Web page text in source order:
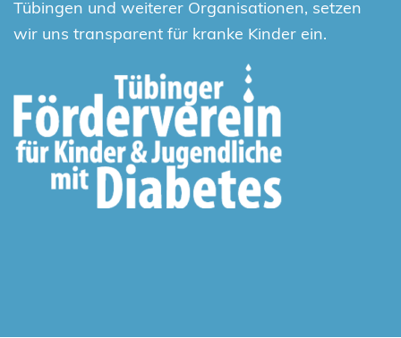
Tübingen und weiterer Organisationen, setzen
wir uns transparent für kranke Kinder ein.